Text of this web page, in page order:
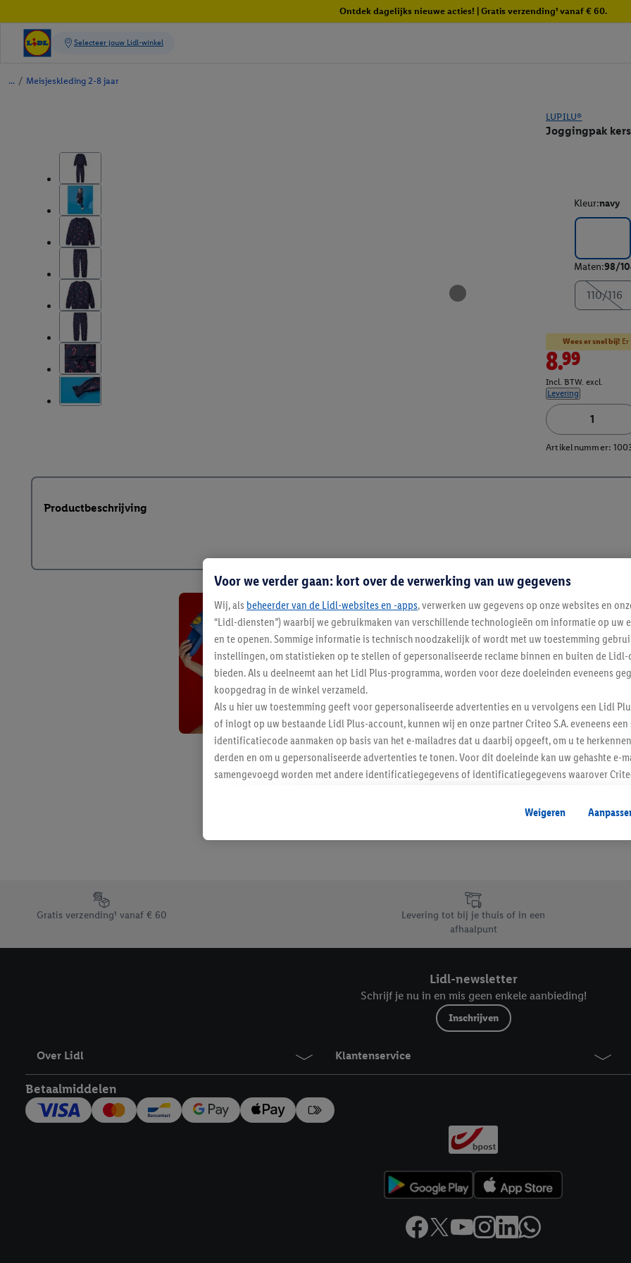
Ontdek dagelijks nieuwe acties! | Gratis verzending¹ vanaf € 60.
/ Meisjeskleding 2-8 jaar
LUPILU®
Joggingpak
Kleur:navy
Maten:98/
110/116
Wees er snel bij!Er
8.99
Incl. BTW. excl.
Levering
Artikelnummer:
Productbeschrijving
Blijf op de
Schrijf je in op de
Footerelement met de verschillende USPs van Lidl.be
Gratis verzending¹ vanaf € 60
Levering tot bij je thuis of in een
afhaalpunt
Lidl-newsletter
Schrijf je nu in en mis geen enkele aanbieding!
Inschrijven
Over Lidl Klantenservice
Betaalmiddelen
Voor we verder gaan: kort over de verwerking van uw gegevens
Wij, als beheerder van de Lidl-websites en -apps, verwerken uw gegevens op onze websites en
“Lidl-diensten”) waarbij we gebruikmaken van verschillende technologieën om informatie op uw
en te openen. Sommige informatie is technisch noodzakelijk of wordt met uw toestemming
instellingen, om statistieken op te stellen of gepersonaliseerde reclame binnen en buiten de Lidl-
bieden. Als u deelneemt aan het Lidl Plus-programma, worden voor deze doeleinden eveneens
koopgedrag in de winkel verzameld.
Als u hier uw toestemming geeft voor gepersonaliseerde advertenties en u vervolgens een Lidl
of inlogt op uw bestaande Lidl Plus-account, kunnen wij en onze partner Criteo S.A. eveneens
identificatiecode aanmaken op basis van het e-mailadres dat u daarbij opgeeft, om u te
derden en om u gepersonaliseerde advertenties te tonen. Voor dit doeleinde kan uw gehashte e-
samengevoegd worden met andere identificatiegegevens of identificatiegegevens waarover
Als u hiermee akkoord gaat, kunnen advertenties in het kader van retargeting, d.w.z. advertenties
u interesse hebt getoond (bijvoorbeeld door het product in de webshop aan uw winkelmandje
niet te kopen), ook op verschillende apparaten en verschillende Lidl-diensten worden
Onder “Aanpassen” kunt u individuele doeleinden toestaan en meer informatie vinden over de
Door op “weigeren” te klikken, kunt u alleen het gebruik van de noodzakelijke technologieën
“aanvaarden” te klikken, stemt u in met alle verwerkingen voor alle bovengenoemde doeleinden.
Weigeren